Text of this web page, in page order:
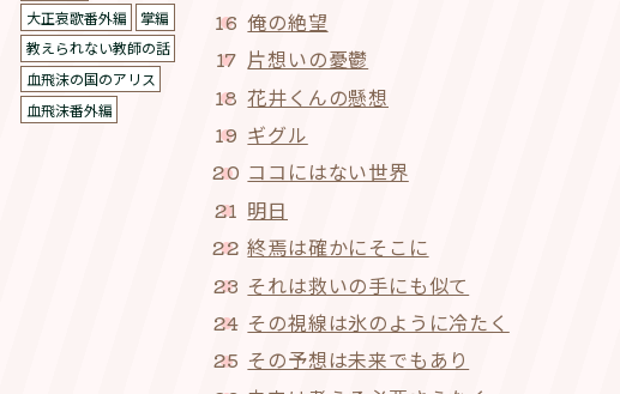
大正哀歌番外編
掌編
教えられない教師の話
血飛沫の国のアリス
血飛沫番外編
俺の絶望
片想いの憂鬱
花井くんの懸想
ギグル
ココにはない世界
明日
終焉は確かにそこに
それは救いの手にも似て
その視線は氷のように冷たく
その予想は未来でもあり